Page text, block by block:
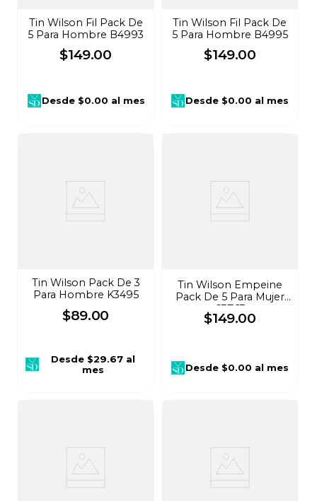
Tin Wilson Fil Pack De
5 Para Hombre B4993
$149.00
Desde$0.00 al mes
Tin Wilson Fil Pack De
5 Para Hombre B4995
$149.00
Desde $0.00 al mes
Tin Wilson Pack De 3
Para Hombre K3495
$89.00
Desde $29.67 al
mes
Tin Wilson Empeine
Pack De 5 Para Mujer
C3763
$149.00
Desde $0.00 al mes